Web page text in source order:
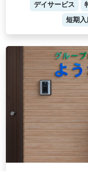
デイサービス
短期入